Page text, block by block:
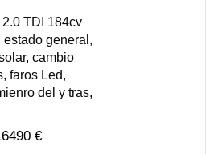
TDI 184cv
estado general,
cambio
faros Led,
del y tras,
€